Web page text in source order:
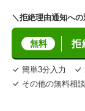
＼拒絶理由通知へ
無料 拒
簡単3分入力
その他の無料相